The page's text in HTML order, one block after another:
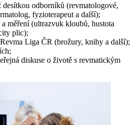
desítkou odborníků (revmatologové,
fyzioterapeut a další);
měření (ultrazvuk kloubů, hustota
plic);
Liga ČR (brožury, knihy a další);
diskuse o životě s revmatickým